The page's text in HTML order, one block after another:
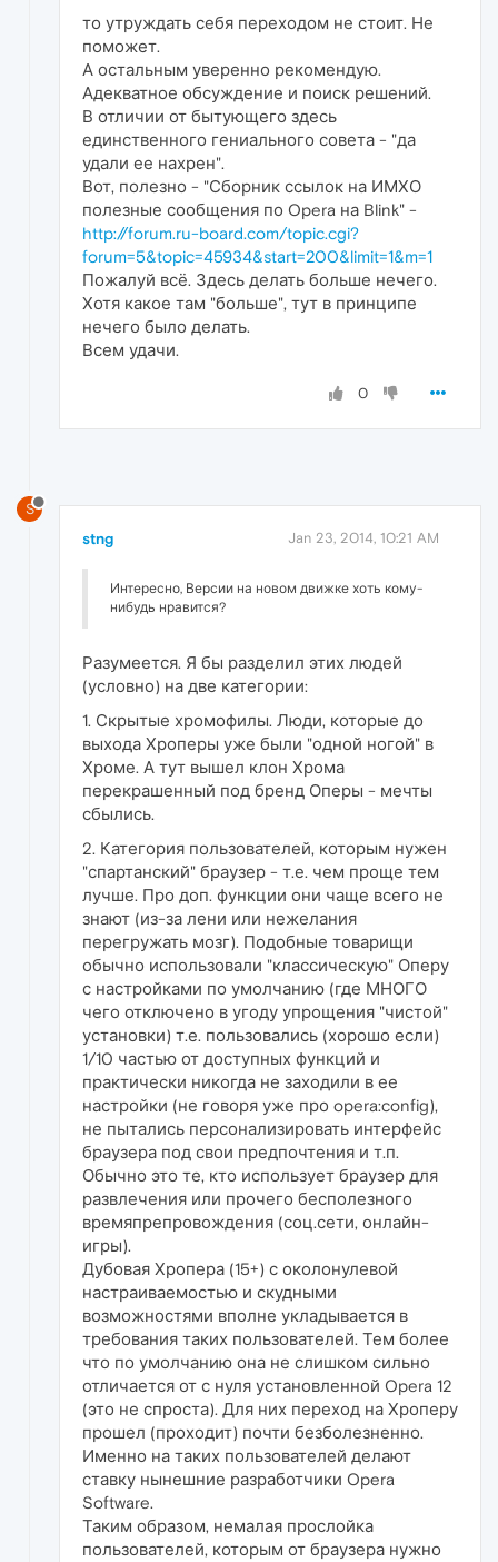
то утруждать себя переходом не стоит. Не
поможет.
А остальным уверенно рекомендую.
Адекватное обсуждение и поиск решений.
В отличии от бытующего здесь
единственного гениального совета - "да
удали ее нахрен".
Вот, полезно - "Сборник ссылок на ИМХО
полезные сообщения по Opera на Blink" -
http://forum.ru-board.com/topic.cgi?
forum=5&topic=45934&start=200&limit=1&m=1
Пожалуй всё. Здесь делать больше нечего.
Хотя какое там "больше", тут в принципе
нечего было делать.
Всем удачи.
0
S
stng Jan 23, 2014, 10:21 AM
Интересно, Версии на новом движке хоть кому-
нибудь нравится?
Разумеется. Я бы разделил этих людей
(условно) на две категории:
1. Скрытые хромофилы. Люди, которые до
выхода Хроперы уже были "одной ногой" в
Хроме. А тут вышел клон Хрома
перекрашенный под бренд Оперы - мечты
сбылись.
2. Категория пользователей, которым нужен
"спартанский" браузер - т.е. чем проще тем
лучше. Про доп. функции они чаще всего не
знают (из-за лени или нежелания
перегружать мозг). Подобные товарищи
обычно использовали "классическую" Оперу
с настройками по умолчанию (где МНОГО
чего отключено в угоду упрощения "чистой"
установки) т.е. пользовались (хорошо если)
1/10 частью от доступных функций и
практически никогда не заходили в ее
настройки (не говоря уже про opera:config),
не пытались персонализировать интерфейс
браузера под свои предпочтения и т.п.
Обычно это те, кто использует браузер для
развлечения или прочего бесполезного
времяпрепровождения (соц.сети, онлайн-
игры).
Дубовая Хропера (15+) с околонулевой
настраиваемостью и скудными
возможностями вполне укладывается в
требования таких пользователей. Тем более
что по умолчанию она не слишком сильно
отличается от с нуля установленной Opera 12
(это не спроста). Для них переход на Хроперу
прошел (проходит) почти безболезненно.
Именно на таких пользователей делают
ставку нынешние разработчики Opera
Software.
Таким образом, немалая прослойка
пользователей, которым от браузера нужно